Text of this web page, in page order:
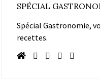
SPÉCIAL
Spécial Gastronomie,
recettes.